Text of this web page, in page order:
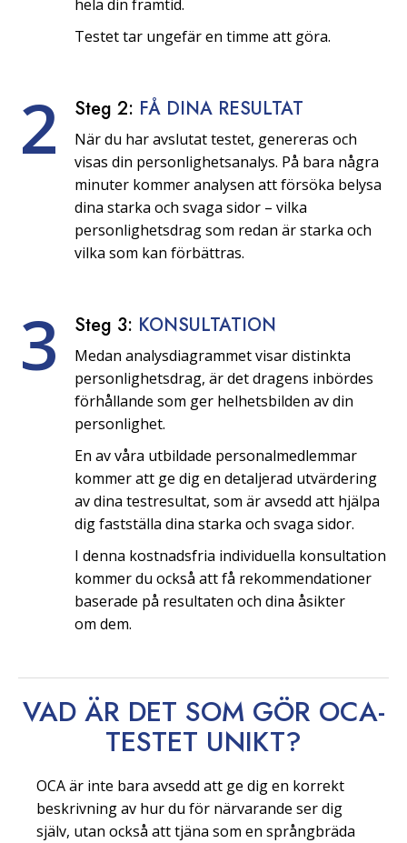
hela din framtid.
Testet tar ungefär en timme att göra.
2 Steg 2: FÅ DINA RESULTAT
När du har avslutat testet, genereras och
visas din personlighetsanalys. På bara några
minuter kommer analysen att försöka belysa
dina starka och svaga sidor – vilka
personlighetsdrag som redan är starka och
vilka som kan förbättras.
3 Steg 3: KONSULTATION
Medan analysdiagrammet visar distinkta
personlighetsdrag, är det dragens inbördes
förhållande som ger helhetsbilden av din
personlighet.
En av våra utbildade personalmedlemmar
kommer att ge dig en detaljerad utvärdering
av dina testresultat, som är avsedd att hjälpa
dig fastställa dina starka och svaga sidor.
I denna kostnadsfria individuella konsultation
kommer du också att få rekommendationer
baserade på resultaten och dina åsikter
om dem.
VAD ÄR DET SOM GÖR OCA-
TESTET UNIKT?
OCA är inte bara avsedd att ge dig en korrekt
beskrivning av hur du för närvarande ser dig
själv, utan också att tjäna som en språngbräda